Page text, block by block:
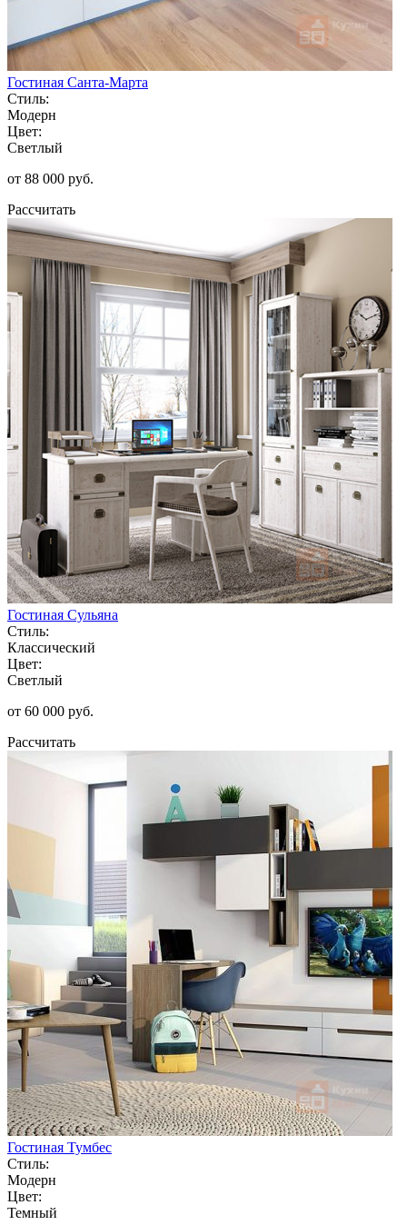
Гостиная Санта-Марта
Стиль:
Модерн
Цвет:
Светлый
от 88 000 руб.
Рассчитать
Гостиная Сульяна
Стиль:
Классический
Цвет:
Светлый
от 60 000 руб.
Рассчитать
Гостиная Тумбес
Стиль:
Модерн
Цвет:
Темный